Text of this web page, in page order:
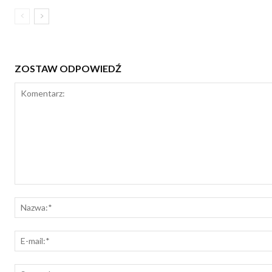
ZOSTAW ODPOWIEDŹ